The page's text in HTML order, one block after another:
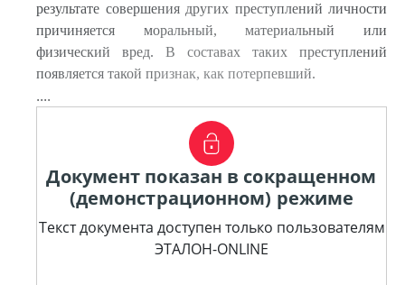
результате совершения других преступлений личности
причиняется моральный, материальный или
физический вред. В составах таких преступлений
появляется такой признак, как потерпевший.
....
Документ показан в сокращенном
(демонстрационном) режиме
Текст документа доступен только пользователям
ЭТАЛОН-ONLINE